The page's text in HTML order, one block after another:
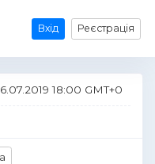
Вхід Реєстрація
18:00 GMT+0